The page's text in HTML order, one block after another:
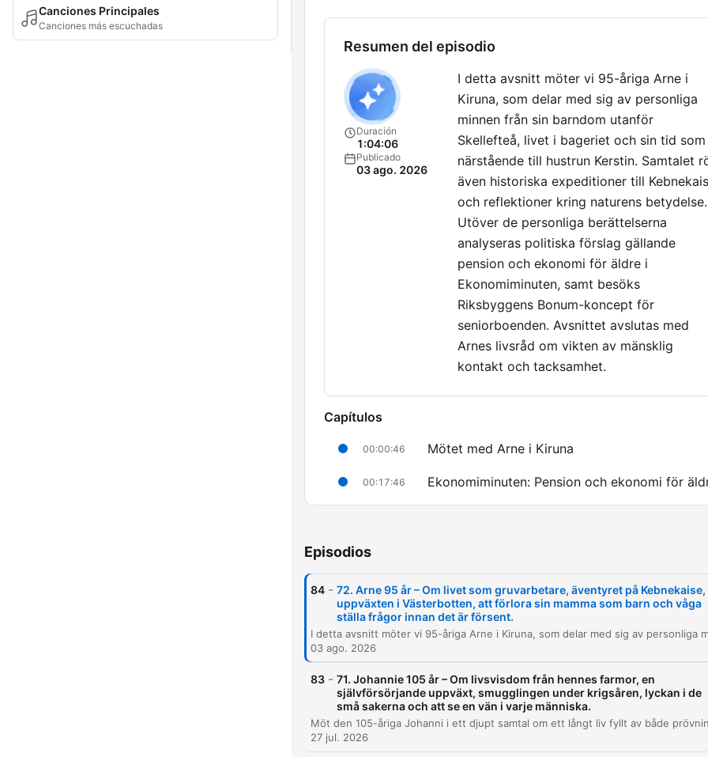
Canciones Principales
Canciones más escuchadas
på alla sätt och vis! Här får de
äldre ett utrymme i
inte alls har idag, samtidigt
som de integreras med
sin egen och de yngre
generationerna! Kontakt:
hello@jonasuhlback.com
Lyssna på de äldre är en
produktion av Poddagency
Resumen del episodio
Duración
1:04:06
Publicado
03 ago. 2026
I detta avsnitt möter vi 95-åriga Arne i
Kiruna, som delar med sig av personliga
minnen från sin barndom utanför
Skellefteå, livet i bageriet och sin tid som
närstående till hustrun Kerstin. Samtalet
även historiska expeditioner till
och reflektioner kring naturens betydelse.
Utöver de personliga berättelserna
analyseras politiska förslag gällande
pension och ekonomi för äldre i
Ekonomiminuten, samt besöks
Riksbyggens Bonum-koncept för
seniorboenden. Avsnittet avslutas med
Arnes livsråd om vikten av mänsklig
kontakt och tacksamhet.
Capítulos
00:00:46 Mötet med Arne i Kiruna
00:17:46 Ekonomiminuten: Pension och ekonomi för
00:21:10
00:28:36 Mötet med Kerstin och livet i Kiruna
00:35:47
00:39:22 Att vårda en närstående
00:45:22 Livet och arbetet i gruvan
Episodios
84 - 72. Arne 95 år – Om livet som gruvarbetare, äventyret på Kebnekaise,
uppväxten i Västerbotten, att förlora sin mamma som barn och våga
ställa frågor innan det är försent.
03 ago. 2026
83 - 71. Johannie 105 år – Om livsvisdom från hennes farmor, en
självförsörjande uppväxt, smugglingen under krigsåren, lyckan i de
små sakerna och att se en vän i varje människa.
27 jul. 2026